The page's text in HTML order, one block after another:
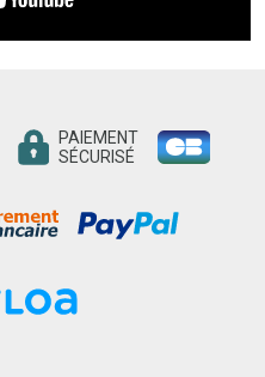
PAIEMENT
SÉCURISÉ